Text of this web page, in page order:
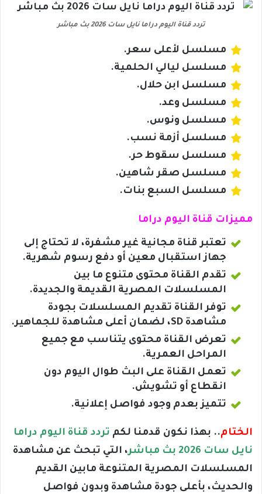
تردد قناة اليوم دراما نايل سات 2026 بث مباشر
مسلسل لأعلى سعر.
مسلسل ليالي الحلمية.
مسلسل ابن حلال.
مسلسل وعد.
مسلسل ونوس.
مسلسل أزمة نسب.
مسلسل سقوط حر.
مسلسل صقر شاهين.
مسلسل السبع بنات.
مميزات قناة اليوم دراما
تعتبر قناة مجانية غير مشفرة، لا تحتاج إلى
جهاز استقبال معين أو دفع رسوم شهرية.
تقدم القناة محتوى متنوع ما بين
المسلسلات المصرية القديمة والجديدة.
توفر القناة تقديم المسلسلات بجودة
مشاهدة SD، لضمان أعلى مشاهدة للجماهير.
تعرض القناة محتوى يتناسب مع جميع
المراحل العمرية.
تعمل القناة على البث طوال اليوم دون
انقطاع أو تشويش.
تتميز بعدم وجود فواصل إعلانية.
الختام.. بهذا نكون قدمنا لكم تردد قناة اليوم دراما
نايل سات 2026 بث مباشر
، التي تبحث عن مشاهدة
المسلسلات المصرية المتنوعة مابين القديم
والحديث، بأعلى جودة مشاهدة وبدون فواصل